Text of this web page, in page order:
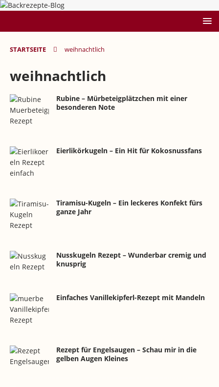
STARTSEITE weihnachtlich
weihnachtlich
Rubine – Mürbeteigplätzchen mit einer
besonderen Note
Eierlikörkugeln – Ein Hit für Kokosnussfans
Tiramisu-Kugeln – Ein leckeres Konfekt fürs
ganze Jahr
Nusskugeln Rezept – Wunderbar cremig und
knusprig
Einfaches Vanillekipferl-Rezept mit Mandeln
Rezept für Engelsaugen – Schau mir in die
gelben Augen Kleines